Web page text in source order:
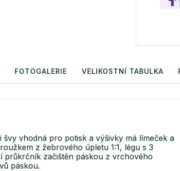
FOTOGALERIE VELIKOSTNÍ TABULKA
vhodná pro potisk a výšivky má límeček a
z žebrového úpletu 1:1, légu s 3
průkrčník začištěn páskou z vrchového
páskou.